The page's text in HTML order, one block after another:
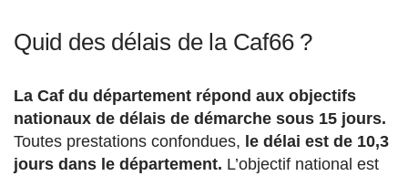
Quid des délais de la Caf66 ?
La Caf du département répond aux objectifs
nationaux de délais de démarche sous 15 jours.
Toutes prestations confondues, le délai est de 10,3
jours dans le département. L’objectif national est